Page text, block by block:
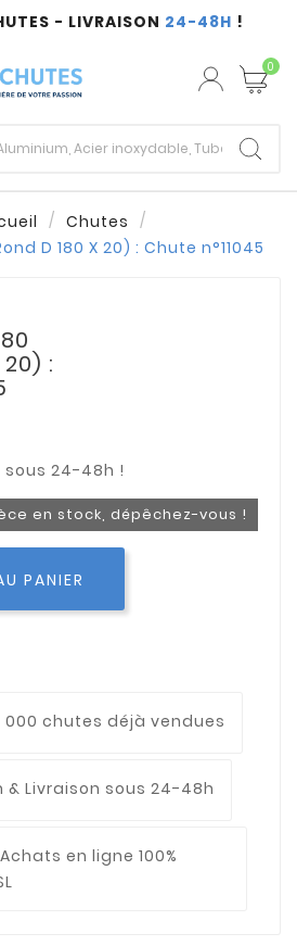
- LIVRAISON 24-48H !
0
Chutes
D 180 X 20) : Chute n°11045
:
en stock, dépêchez-vous !
PANIER
000 chutes déjà vendues
& Livraison sous 24-48h
en ligne 100%